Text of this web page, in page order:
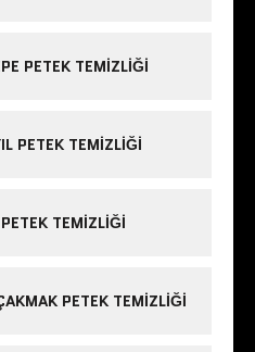
PETEK TEMIZLIĞI
PETEK TEMIZLIĞI
TEMIZLIĞI
PETEK TEMIZLIĞI